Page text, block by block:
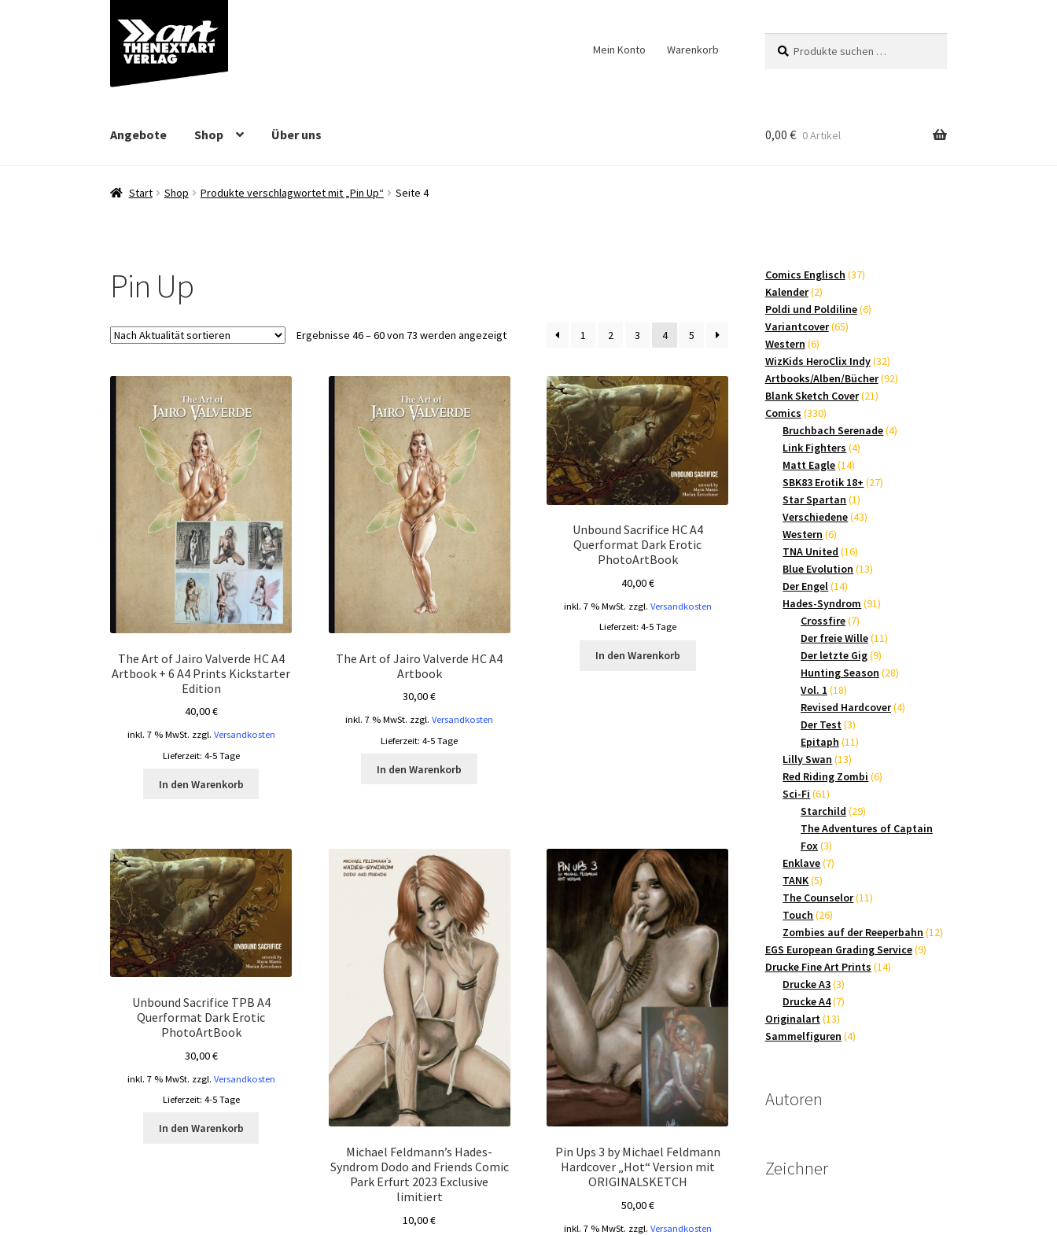
Zur
Navigation
springen
Zum
Inhalt
springen
Mein Konto Warenkorb
nach:
Angebote Shop Über uns 0,00 € 0 Artikel
Start Shop Produkte verschlagwortet mit „Pin Up“ Seite 4
Pin Up
Ergebnisse 46 – 60 von 73 werden angezeigtNach
1 2 3 4 5
The Art of Jairo Valverde HC A4
Artbook + 6 A4 Prints Kickstarter
Edition
40,00€
inkl. 7 % MwSt. zzgl. Versandkosten
Lieferzeit: 4-5 Tage
In den Warenkorb
The Art of Jairo Valverde HC A4
Artbook
30,00€
inkl. 7 % MwSt. zzgl.Versandkosten
Lieferzeit:4-5 Tage
In den Warenkorb
Unbound Sacrifice HC A4
Querformat Dark Erotic
PhotoArtBook
40,00€
inkl. 7 % MwSt. zzgl. Versandkosten
Lieferzeit: 4-5 Tage
In den Warenkorb
Unbound Sacrifice TPB A4
Querformat Dark Erotic
PhotoArtBook
30,00€
inkl. 7 % MwSt. zzgl. Versandkosten
Lieferzeit: 4-5 Tage
In den Warenkorb
Michael Feldmann’s Hades-
Syndrom Dodo and Friends Comic
Park Erfurt 2023 Exclusive
limitiert
10,00€
Pin Ups 3 by Michael Feldmann
Hardcover „Hot“ Version mit
ORIGINALSKETCH
50,00€
inkl. 7 % MwSt. zzgl. Versandkosten
Comics Englisch 3737
Kalender 22
Produkte
Poldi und Poldiline 66
Variantcover 6565
Western 66
Produkte
WizKids HeroClix Indy 3232
Produkte
Artbooks/Alben/Bücher 9292
Blank Sketch Cover 2121
Comics 330330
Produkte
Bruchbach Serenade 44
Link Fighters 44
Matt Eagle 1414
Produkte
SBK83 Erotik 18+ 2727
Star Spartan 11
Produkt
Verschiedene 4343
Western 66
Produkte
TNA United 1616
Produkte
Blue Evolution 1313
Der Engel 1414
Produkte
Hades-Syndrom 9191
Crossfire 77
Produkte
Der freie Wille 1111
Der letzte Gig 99
Produkte
Hunting Season 2828
Vol. 1 1818
Produkte
Revised Hardcover 44
Der Test 33
Produkte
Epitaph 1111
Lilly Swan 1313
Produkte
Red Riding Zombi 66
Sci-Fi 6161
Produkte
Starchild 2929
Produkte
The Adventures of Captain
Fox 33
Produkte
Enklave 77
TANK 55
Produkte
The Counselor 1111
Touch 2626
Produkte
Zombies auf der Reeperbahn 1212
EGS European Grading Service 99
Drucke Fine Art Prints 1414
Drucke A3 33
Produkte
Drucke A4 77
Originalart 1313
Produkte
Sammelfiguren 44
Autoren
Zeichner